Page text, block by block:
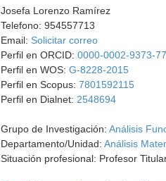
Josefa Lorenzo Ramírez
Telefono: 954557713
Email: Solicitar correo
Perfil en ORCID:0000-0002-9373-
Perfil en WOS:G-8228-2015
Perfil en Scopus:7801592115
Perfil en Dialnet: 2548694
Grupo de Investigación:Análisis
Departamento/Unidad:Análisis
Situación profesional: Profesor